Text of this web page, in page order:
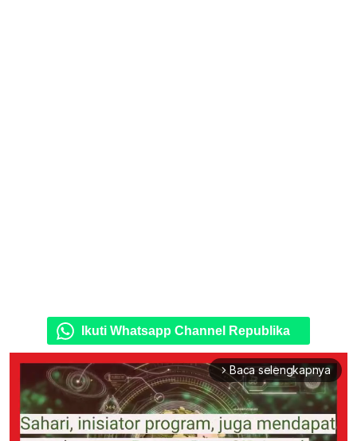
Ikuti Whatsapp Channel Republika
arrow_forward_ios Baca selengkapnya